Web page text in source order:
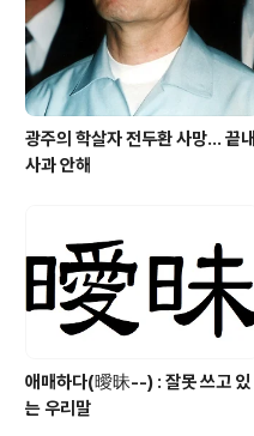
광주의 학살자 전두환 사망... 끝내
사과 안해
애매하다(曖昧--) : 잘못 쓰고 있
는 우리말